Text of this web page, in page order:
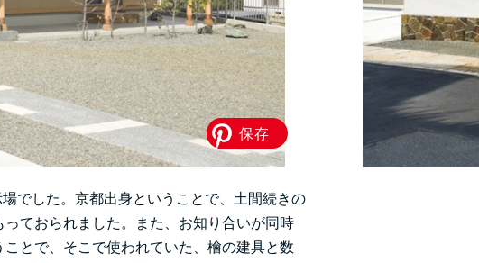
でした。京都出身ということで、土間続きの
っておられました。また、お知り合いが同時
とで、そこで使われていた、檜の建具と数